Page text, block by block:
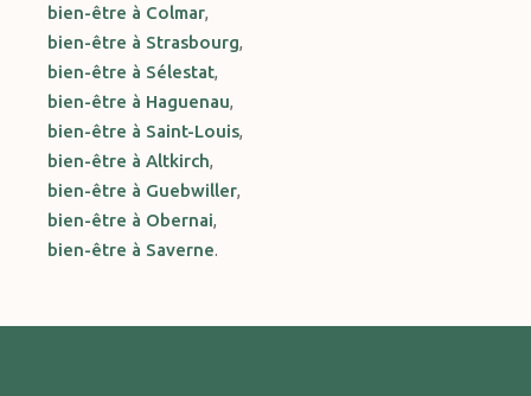
bien-être à Colmar,
bien-être à Strasbourg,
bien-être à Sélestat,
bien-être à Haguenau,
bien-être à Saint-Louis,
bien-être à Altkirch,
bien-être à Guebwiller,
bien-être à Obernai,
bien-être à Saverne.